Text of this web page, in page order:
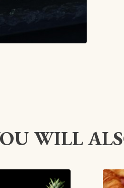
WILL